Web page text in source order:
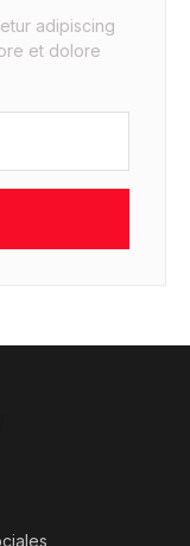
adipiscing
et dolore